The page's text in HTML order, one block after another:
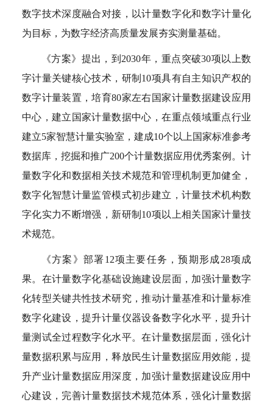
数字技术深度融合对接，以计量数字化和数字计量化
为目标，为数字经济高质量发展夯实测量基础。
《方案》提出，到2030年，重点突破30项以上数
字计量关键核心技术，研制10项具有自主知识产权的
数字计量装置，培育80家左右国家计量数据建设应用
中心，建立国家计量数据中心，在重点领域重点行业
建立5家智慧计量实验室，建成10个以上国家标准参考
数据库，挖掘和推广200个计量数据应用优秀案例。计
量数字化和数据相关技术规范和管理机制更加健全，
数字化智慧计量监管模式初步建立，计量技术机构数
字化实力不断增强，新研制10项以上相关国家计量技
术规范。
《方案》部署12项主要任务，预期形成28项成
果。在计量数字化基础设施建设层面，加强计量数字
化转型关键共性技术研究，推动计量基准和计量标准
数字化建设，提升计量仪器设备数字化水平，提升计
量测试全过程数字化水平。在计量数据层面，强化计
量数据积累与应用，释放民生计量数据应用效能，提
升产业计量数据应用深度，加强计量数据建设应用中
心建设，完善计量数据技术规范体系，强化计量数据